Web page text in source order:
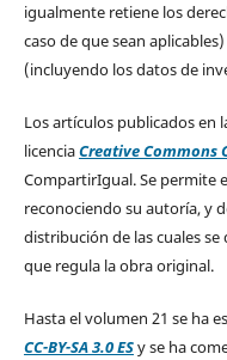
igualmente retiene los
caso de que sean
(incluyendo los datos de
Los artículos publicados en
licenciaCreative Commons
CompartirIgual. Se permite
reconociendo su autoría, y
distribución de las cuales se
que regula la obra original.
Hasta el volumen 21 se ha
CC-BY-SA 3.0 ESy se ha